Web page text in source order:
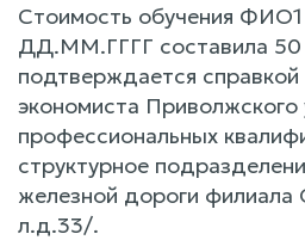
Стоимость обучения
ДД.ММ.ГГГГ составила 50
подтверждается
экономиста Приволжского
профессиональных
структурное
железной дороги
л.д.33/.